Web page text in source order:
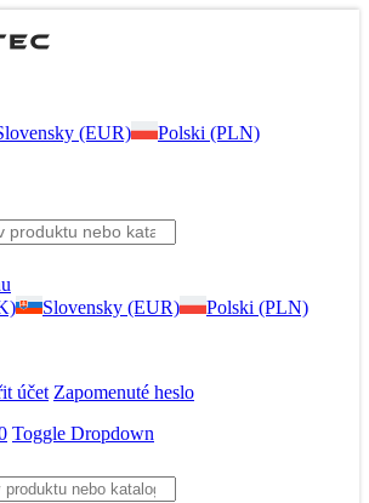
(EUR)
Polski (PLN)
Slovensky (EUR) Polski (PLN)
účet Zapomenuté heslo
Toggle Dropdown